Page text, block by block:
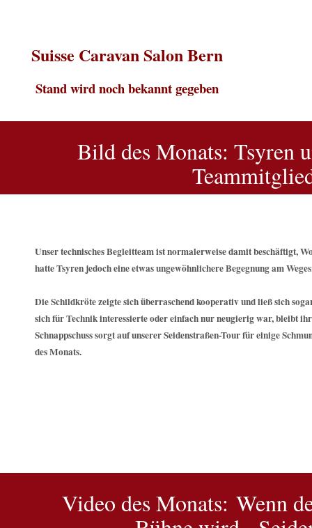
Suisse Caravan Salon Bern
Stand wird noch bekannt gegeben
Bild des Monats: Tsyren
Unser technisches Begleitteam ist normalerweise damit beschäftigt,
hatte Tsyren jedoch eine etwas ungewöhnlichere Begegnung am
Die Schildkröte zeigte sich überraschend kooperativ und ließ sich
sich für Technik interessierte oder einfach nur neugierig war, bleibt
Schnappschuss sorgt auf unserer Seidenstraßen-Tour für einige
des Monats.
Video des Monats: Wenn